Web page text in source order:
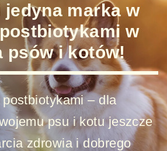
jedyna marka w
w
psów i kotów!
– dla
psu i kotu jeszcze
zdrowia i dobrego